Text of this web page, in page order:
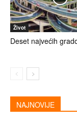
Život
Deset najvećih
NAJNOVIJE